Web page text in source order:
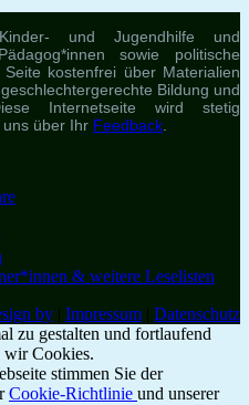
und Jugendhilfe und
sowie politische
kostenfrei über Materialien
Bildung und
Internetseite wird stetig
über Ihr Feedback
& weitere Leselisten
by
Impressum
Datenschutz
zu gestalten und fortlaufend
wir Cookies.
stimmen Sie der
Cookie-Richtlinie und unserer